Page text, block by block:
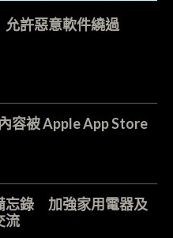
許惡意軟件繞過
容被 Apple App Store
忘錄 加強家用電器及
流